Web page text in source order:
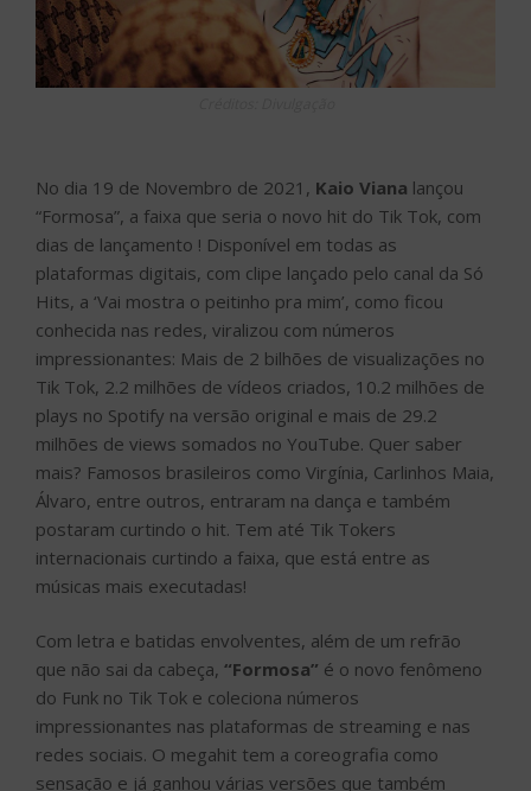
No dia 19 de Novembro de 2021, Kaio Viana lançou
“Formosa”, a faixa que seria o novo hit do Tik Tok, com
dias de lançamento ! Disponível em todas as
plataformas digitais, com clipe lançado pelo canal da Só
Hits, a ‘Vai mostra o peitinho pra mim’, como ficou
conhecida nas redes, viralizou com números
impressionantes: Mais de 2 bilhões de visualizações no
Tik Tok, 2.2 milhões de vídeos criados, 10.2 milhões de
plays no Spotify na versão original e mais de 29.2
milhões de views somados no YouTube. Quer saber
mais? Famosos brasileiros como Virgínia, Carlinhos Maia,
Álvaro, entre outros, entraram na dança e também
postaram curtindo o hit. Tem até Tik Tokers
internacionais curtindo a faixa, que está entre as
músicas mais executadas!
Com letra e batidas envolventes, além de um refrão
que não sai da cabeça, “Formosa” é o novo fenômeno
do Funk no Tik Tok e coleciona números
impressionantes nas plataformas de streaming e nas
redes sociais. O megahit tem a coreografia como
sensação e já ganhou várias versões que também